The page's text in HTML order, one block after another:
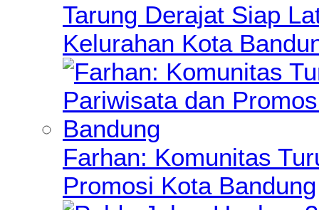
Tarung Derajat Siap
Kelurahan Kota
Farhan: Komunitas
Promosi Kota Bandung